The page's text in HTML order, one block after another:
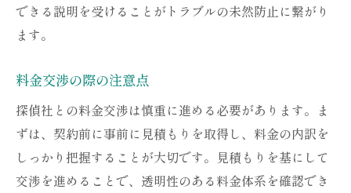
できる説明を受けることがトラブルの未然防止に繋がり
ます。
料金交渉の際の注意点
探偵社との料金交渉は慎重に進める必要があります。ま
ずは、契約前に事前に見積もりを取得し、料金の内訳を
しっかり把握することが大切です。見積もりを基にして
交渉を進めることで、透明性のある料金体系を確認でき